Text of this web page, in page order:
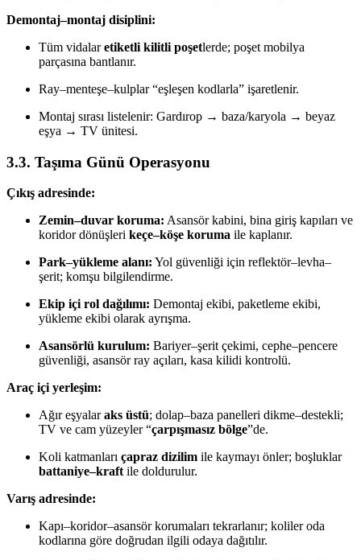
Demontaj–montaj disiplini:
Tüm vidalaretiketli kilitli poşetlerde; poşet mobilya
parçasına bantlanır.
Ray–menteşe–kulplar “eşleşen kodlarla” işaretlenir.
Montaj sırası listelenir: Gardırop → baza/karyola → beyaz
eşya → TV ünitesi.
3.3. Taşıma Günü Operasyonu
Çıkış adresinde:
Zemin–duvar koruma: Asansör kabini, bina giriş kapıları ve
koridor dönüşleri keçe–köşe koruma ile kaplanır.
Park–yükleme alanı: Yol güvenliği için reflektör–levha–
şerit; komşu bilgilendirme.
Ekip içi rol dağılımı: Demontaj ekibi, paketleme ekibi,
yükleme ekibi olarak ayrışma.
Asansörlü kurulum: Bariyer–şerit çekimi, cephe–pencere
güvenliği, asansör ray açıları, kasa kilidi kontrolü.
Araç içi yerleşim:
Ağır eşyalaraks üstü; dolap–baza panelleri dikme–destekli;
TV ve cam yüzeyler “çarpışmasız bölge”de.
Koli katmanları çapraz dizilim ile kaymayı önler; boşluklar
battaniye–kraft ile doldurulur.
Varış adresinde:
Kapı–koridor–asansör korumaları tekrarlanır; koliler oda
kodlarına göre doğrudan ilgili odaya dağıtılır.